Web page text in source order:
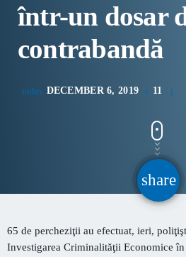
CONCURSURI
PRIMER, solicită Guvernului
de medicamente să fie incluși
Sunetul viitorului rescrie istoria
NOUVEAU
într-un dosar
contrabandă
today DECEMBER 6, 2019 11
share
email
65 de percheziţii au efectuat, ieri,
Investigarea Criminalităţii Economice în